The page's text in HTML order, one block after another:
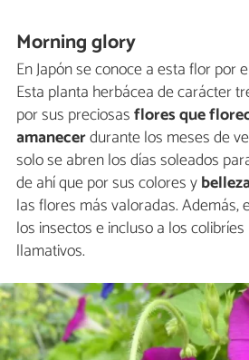
Morning glory
En Japón se conoce a esta flor por
Esta planta herbácea de carácter
por sus preciosasflores que
amanecerdurante los meses de
solo se abren los días soleados
de ahí que por sus colores y
las flores más valoradas. Además,
los insectos e incluso a los
llamativos.